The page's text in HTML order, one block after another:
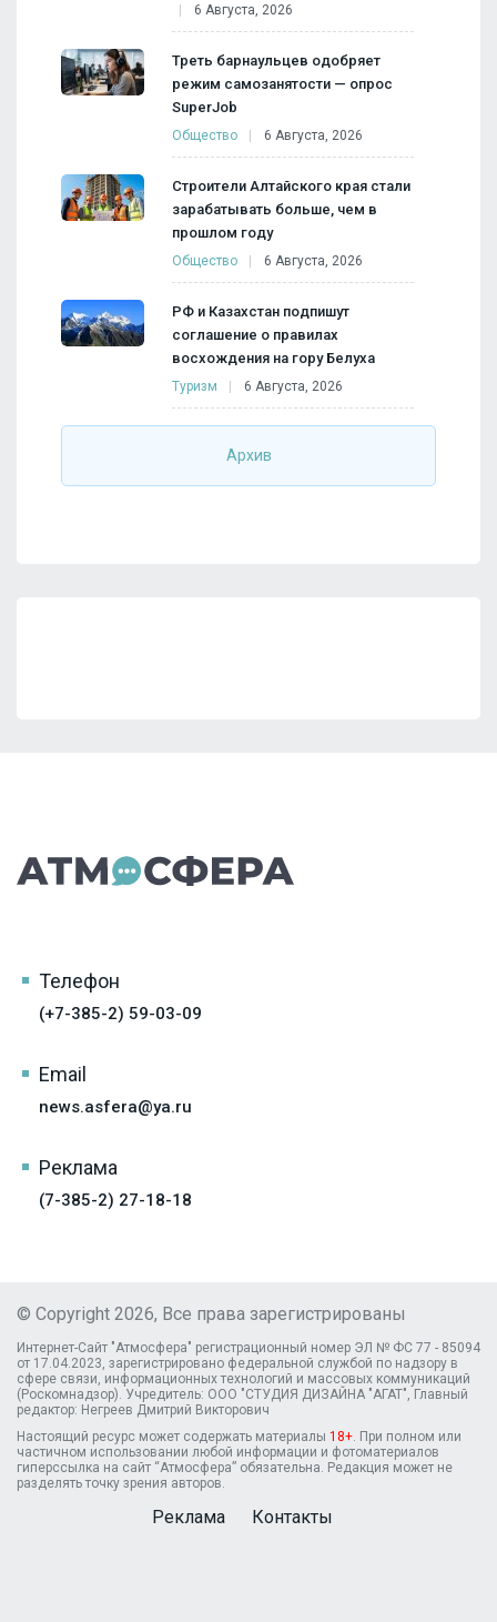
6 Августа, 2026
Треть барнаульцев одобряет
режим самозанятости — опрос
SuperJob
Общество 6 Августа, 2026
Строители Алтайского края стали
зарабатывать больше, чем в
прошлом году
Общество 6 Августа, 2026
РФ и Казахстан подпишут
соглашение о правилах
восхождения на гору Белуха
Туризм 6 Августа, 2026
Архив
Телефон
(+7-385-2) 59-03-09
Email
news.asfera@ya.ru
Реклама
(7-385-2) 27-18-18
© Copyright 2026, Все права зарегистрированы
Интернет-Сайт "Атмосфера" регистрационный номер ЭЛ № ФС 77 - 85094
от 17.04.2023, зарегистрировано федеральной службой по надзору в
сфере связи, информационных технологий и массовых коммуникаций
(Роскомнадзор). Учредитель: ООО "СТУДИЯ ДИЗАЙНА "АГАТ", Главный
редактор: Негреев Дмитрий Викторович
Настоящий ресурс может содержать материалы 18+ . При полном или
частичном использовании любой информации и фотоматериалов
гиперссылка на сайт “Атмосфера” обязательна. Редакция может не
разделять точку зрения авторов.
Реклама Контакты